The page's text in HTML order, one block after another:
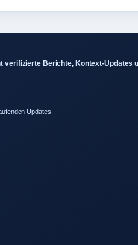
verifizierte Berichte, Kontext-Updates
Updates.